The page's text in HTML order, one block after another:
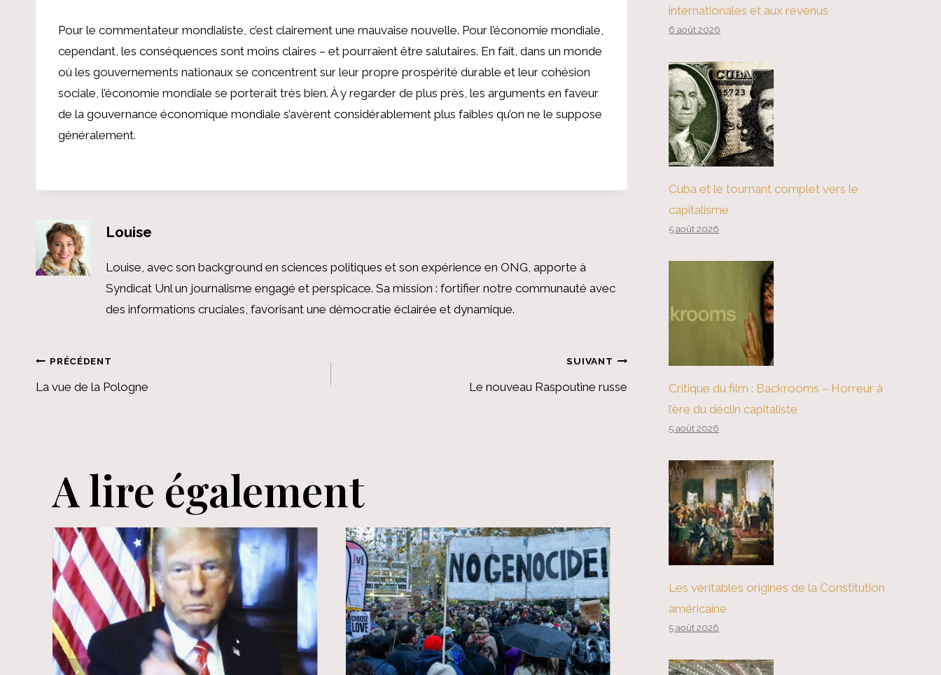
Pour le commentateur mondialiste, c’est clairement une mauvaise nouvelle. Pour l’économie mondiale,
cependant, les conséquences sont moins claires – et pourraient être salutaires. En fait, dans un monde
où les gouvernements nationaux se concentrent sur leur propre prospérité durable et leur cohésion
sociale, l’économie mondiale se porterait très bien. À y regarder de plus près, les arguments en faveur
de la gouvernance économique mondiale s’avèrent considérablement plus faibles qu’on ne le suppose
généralement.
Louise
Louise, avec son background en sciences politiques et son expérience en ONG, apporte à
Syndicat Unl un journalisme engagé et perspicace. Sa mission : fortifier notre communauté avec
des informations cruciales, favorisant une démocratie éclairée et dynamique.
Navigation
PRÉCÉDENT
La vue de la Pologne
SUIVANT
Le nouveau Raspoutine russe
A lire également
internationales et aux revenus
6 août 2026
Cuba et le tournant complet vers le
capitalisme
5 août 2026
Critique du film : Backrooms – Horreur à
l’ère du déclin capitaliste
5 août 2026
Les véritables origines de la Constitution
américaine
5 août 2026